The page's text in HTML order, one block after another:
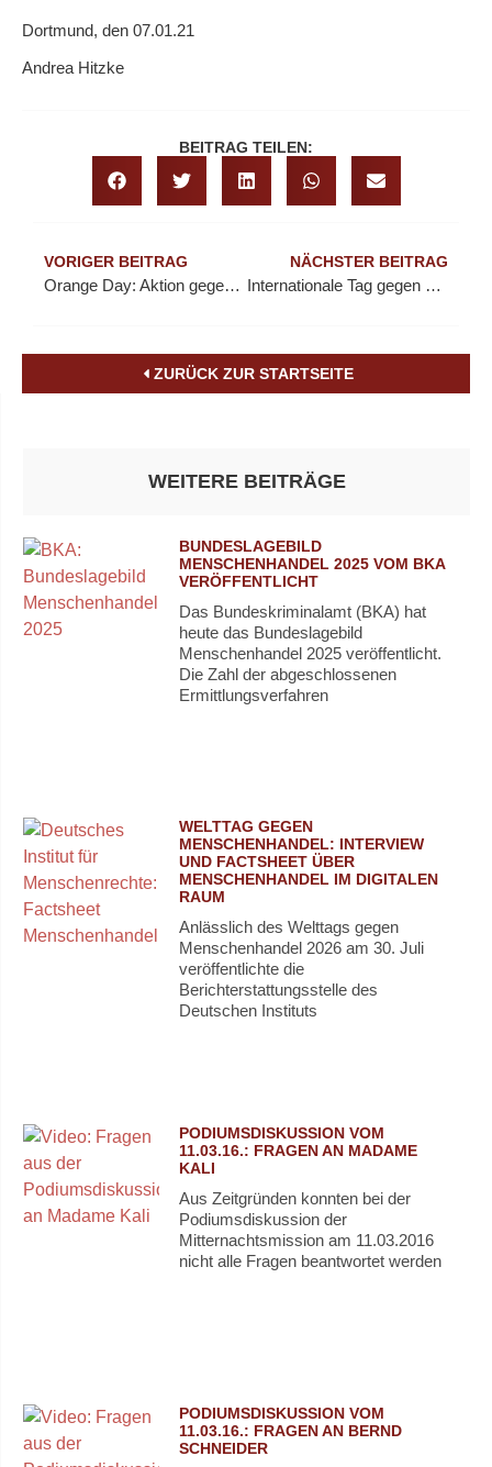
Dortmund, den 07.01.21
Andrea Hitzke
BEITRAG TEILEN:
VORIGER BEITRAG
Orange Day: Aktion gegen Gewalt an Frauen
NÄCHSTER BEITRAG
Internationale Tag gegen die weibliche Genitalbeschneidung
ZURÜCK ZUR STARTSEITE
WEITERE BEITRÄGE
BUNDESLAGEBILD
MENSCHENHANDEL 2025 VOM BKA
VERÖFFENTLICHT
Das Bundeskriminalamt (BKA) hat
heute das Bundeslagebild
Menschenhandel 2025 veröffentlicht.
Die Zahl der abgeschlossenen
Ermittlungsverfahren
WELTTAG GEGEN
MENSCHENHANDEL: INTERVIEW
UND FACTSHEET ÜBER
MENSCHENHANDEL IM DIGITALEN
RAUM
Anlässlich des Welttags gegen
Menschenhandel 2026 am 30. Juli
veröffentlichte die
Berichterstattungsstelle des
Deutschen Instituts
PODIUMSDISKUSSION VOM
11.03.16.: FRAGEN AN MADAME
KALI
Aus Zeitgründen konnten bei der
Podiumsdiskussion der
Mitternachtsmission am 11.03.2016
nicht alle Fragen beantwortet werden
PODIUMSDISKUSSION VOM
11.03.16.: FRAGEN AN BERND
SCHNEIDER